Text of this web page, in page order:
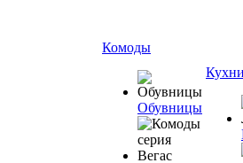
Комоды
Обувницы